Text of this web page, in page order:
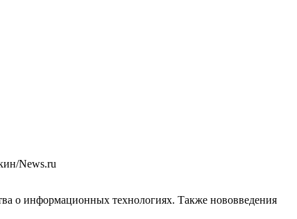
News.ru
о информационных технологиях. Также нововведения